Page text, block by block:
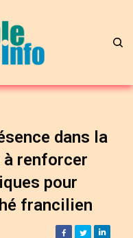
dans la
à renforcer
pour
francilien